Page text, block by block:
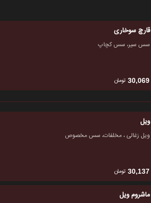
قارچ سوخاری
سس سیر، سس کچاپ
30,069 تومان
ویل
ویل زغالی ، مخلفات، سس مخصوص
30,137 تومان
ماشروم ویل